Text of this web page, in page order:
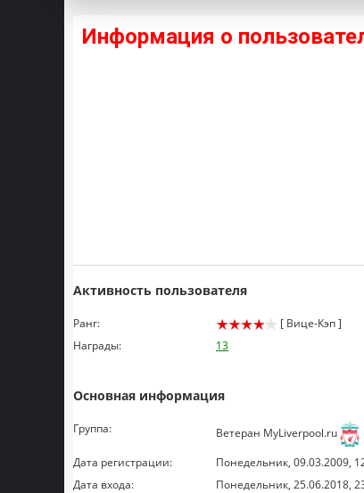
Информация о
Активность пользователя
Ранг:
[ Вице-Кэп ]
Награды:
13
Основная информация
Группа:
Ветеран MyLiverpool.ru
Дата регистрации:
Понедельник, 09.03.2009,
Дата входа:
Понедельник, 25.06.2018,